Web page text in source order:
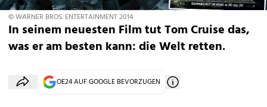
© WARNER BROS. ENTERTAINMENT 2014
In seinem neuesten Film tut Tom Cruise das,
was er am besten kann: die Welt retten.
OE24 AUF GOOGLE BEVORZUGEN